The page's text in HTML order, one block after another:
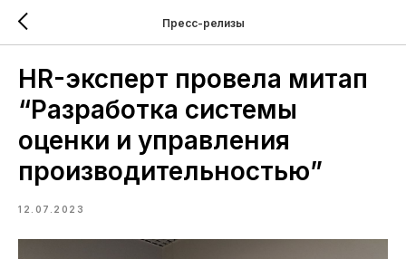
Пресс-релизы
HR-эксперт провела митап
“Разработка системы
оценки и управления
производительностью”
12.07.2023